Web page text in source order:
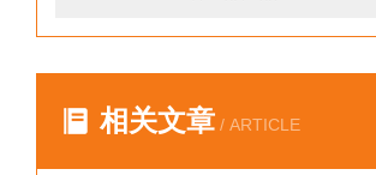
相关文章 / ARTICLE